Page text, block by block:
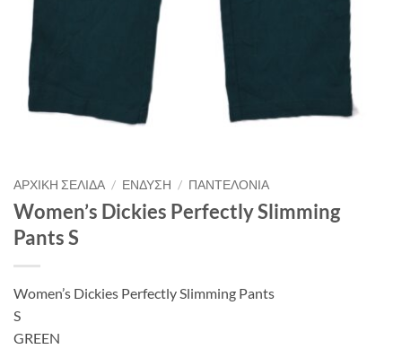
ΑΡΧΙΚΉ ΣΕΛΊΔΑ / ΈΝΔΥΣΗ / ΠΑΝΤΕΛΌΝΙΑ
Women’s Dickies Perfectly Slimming
Pants S
Women’s Dickies Perfectly Slimming Pants
S
GREEN